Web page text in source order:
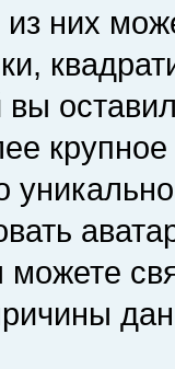
них
вы